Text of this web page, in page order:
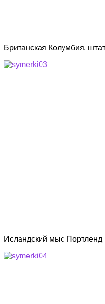
Британская Колумбия,
Исландский мыс Портленд